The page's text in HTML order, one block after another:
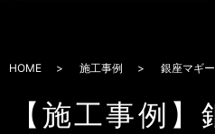
HOME 施工事例 銀座マギ
【施工事例